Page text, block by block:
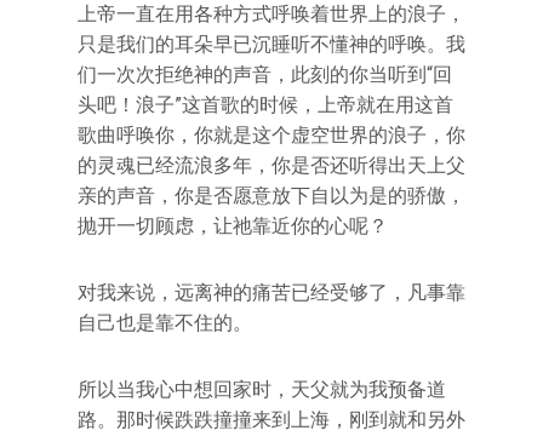
上帝一直在用各种方式呼唤着世界上的浪子，
只是我们的耳朵早已沉睡听不懂神的呼唤。我
们一次次拒绝神的声音，此刻的你当听到“回
头吧！浪子”这首歌的时候，上帝就在用这首
歌曲呼唤你，你就是这个虚空世界的浪子，你
的灵魂已经流浪多年，你是否还听得出天上父
亲的声音，你是否愿意放下自以为是的骄傲，
抛开一切顾虑，让祂靠近你的心呢？
对我来说，远离神的痛苦已经受够了，凡事靠
自己也是靠不住的。
所以当我心中想回家时，天父就为我预备道
路。那时候跌跌撞撞来到上海，刚到就和另外